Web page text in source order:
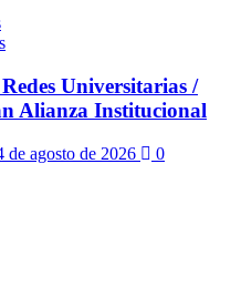
Universitarias /
Alianza Institucional
de agosto de 2026 0